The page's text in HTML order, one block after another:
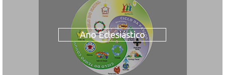
Ano Eclesiástico